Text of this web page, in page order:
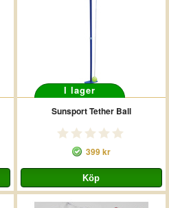
I lager
Sunsport Tether Ball
399 kr